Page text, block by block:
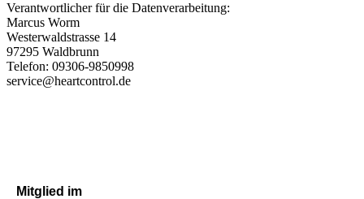
Verantwortlicher für die Datenverarbeitung:
Marcus Worm
Westerwaldstrasse 14
97295 Waldbrunn
Telefon: 09306-9850998
service@heartcontrol.de
Mitglied im